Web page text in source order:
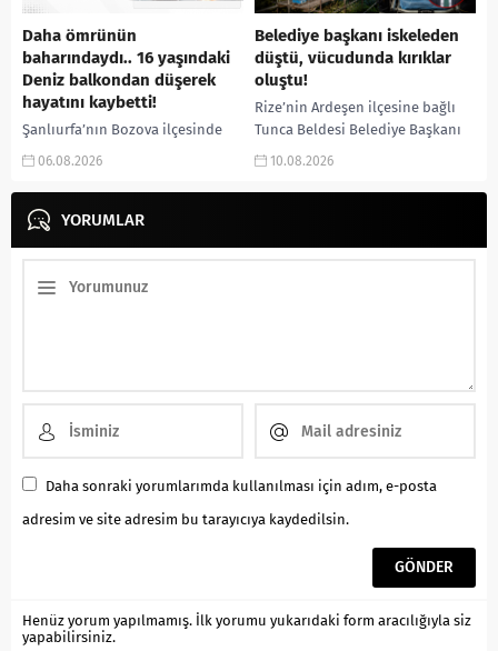
Daha ömrünün
baharındaydı.. 16 yaşındaki
Deniz balkondan düşerek
hayatını kaybetti!
Şanlıurfa’nın Bozova ilçesinde
balkondan düşerek ağır
Karaçizmeli, kaldırıldığı
hastanede doktorların tüm
06.08.2026
Belediye başkanı iskeleden
düştü, vücudunda kırıklar
oluştu!
Rize’nin Ardeşen ilçesine bağlı
Tunca Beldesi Belediye Başkanı
Ramazan Topçu, arı kovanlarının
iskeleden düşerek yaralandı.
10.08.2026
YORUMLAR
Daha sonraki yorumlarımda kullanılması için adım, e-posta
adresim ve site adresim bu tarayıcıya kaydedilsin.
Henüz yorum yapılmamış. İlk yorumu yukarıdaki form aracılığıyla siz
yapabilirsiniz.